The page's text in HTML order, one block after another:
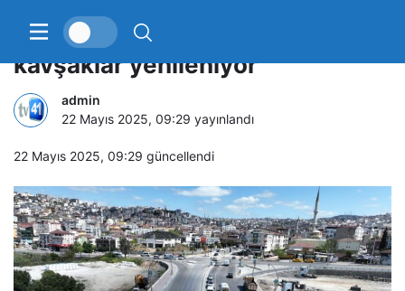
Gebze Ankara Caddesi’nde
kavşaklar yenileniyor
admin
22 Mayıs 2025, 09:29 yayınlandı
22 Mayıs 2025, 09:29 güncellendi